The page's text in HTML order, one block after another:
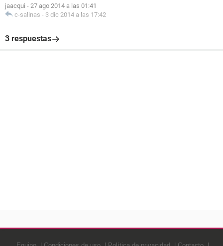
jaacqui - 27 ago 2014 a las 01:41
c-salinas - 3 dic 2014 a las 17:42
3 respuestas